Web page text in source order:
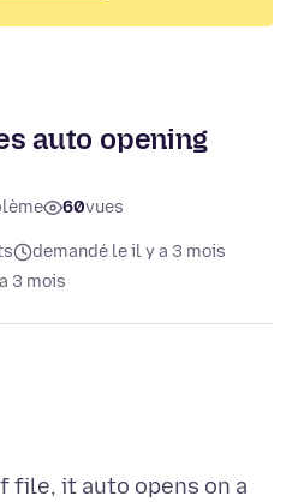
auto opening
60vues
demandé le il y a 3 mois
3 mois
file, it auto opens on a